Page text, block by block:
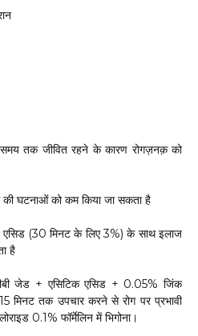
तक जीवित रहने के कारण रोगज़नक़ को
की घटनाओं को कम किया जा सकता है
एसिड (30 मिनट के लिए 3%) के साथ इलाज
है
जेड + एसिटिक एसिड + 0.05% जिंक
मिनट तक उपचार करने से रोग पर प्रभावी
0.1% फॉर्मेलिन में भिगोना।